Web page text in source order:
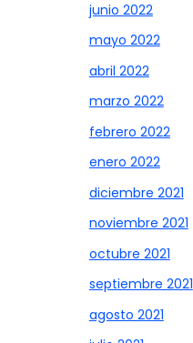
junio 2022
mayo 2022
abril 2022
marzo 2022
febrero 2022
enero 2022
diciembre 2021
noviembre 2021
octubre 2021
septiembre 2021
agosto 2021